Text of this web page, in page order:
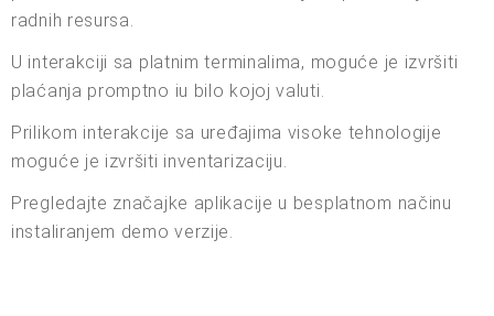
radnih resursa.
U interakciji sa platnim terminalima, moguće je izvršiti
plaćanja promptno iu bilo kojoj valuti.
Prilikom interakcije sa uređajima visoke tehnologije
moguće je izvršiti inventarizaciju.
Pregledajte značajke aplikacije u besplatnom načinu
instaliranjem demo verzije.